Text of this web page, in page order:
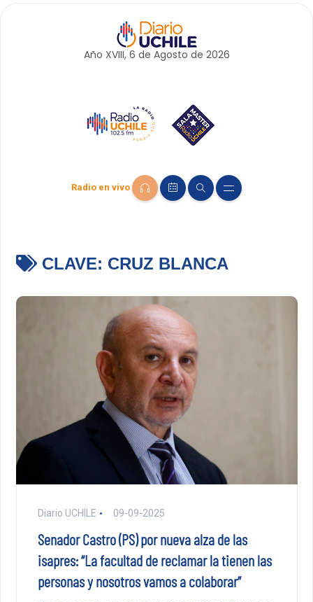
Año XVIII, 6 de Agosto de 2026
Radio en vivo
CLAVE: CRUZ BLANCA
Diario UCHILE 09-09-2025
Senador Castro (PS) por nueva alza de las
isapres: “La facultad de reclamar la tienen las
personas y nosotros vamos a colaborar”